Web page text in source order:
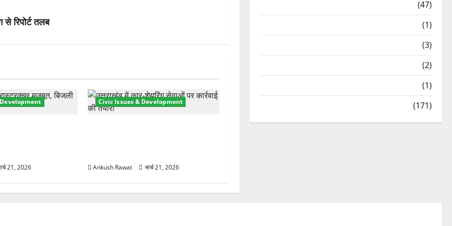
से रिपोर्ट तलब
21, 2026
Civic Issues & Development
Ankush Rawat मार्च 21, 2026
(47)
(1)
(3)
(2)
(1)
(171)